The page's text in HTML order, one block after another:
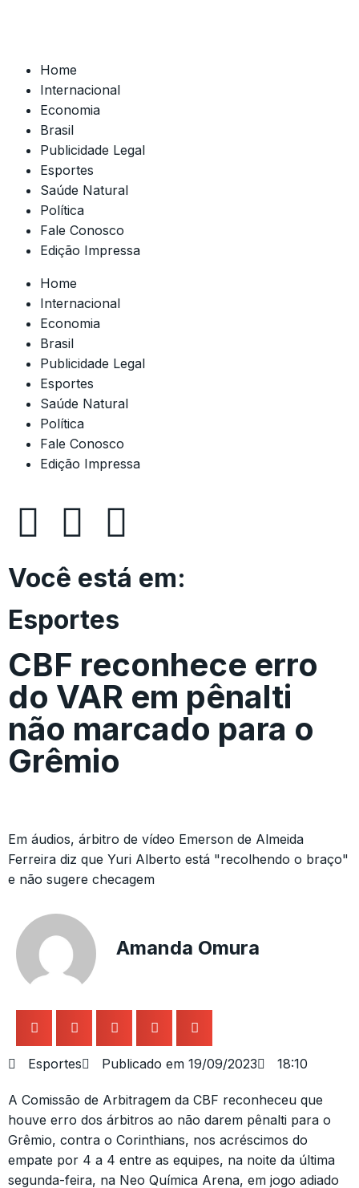
Home
Internacional
Economia
Brasil
Publicidade Legal
Esportes
Saúde Natural
Política
Fale Conosco
Edição Impressa
Home
Internacional
Economia
Brasil
Publicidade Legal
Esportes
Saúde Natural
Política
Fale Conosco
Edição Impressa
Você está em:
Esportes
CBF reconhece erro
do VAR em pênalti
não marcado para o
Grêmio
Em áudios, árbitro de vídeo Emerson de Almeida
Ferreira diz que Yuri Alberto está "recolhendo o braço"
e não sugere checagem
Amanda Omura
Esportes Publicado em 19/09/2023 18:10
A Comissão de Arbitragem da CBF reconheceu que
houve erro dos árbitros ao não darem pênalti para o
Grêmio, contra o Corinthians, nos acréscimos do
empate por 4 a 4 entre as equipes, na noite da última
segunda-feira, na Neo Química Arena, em jogo adiado